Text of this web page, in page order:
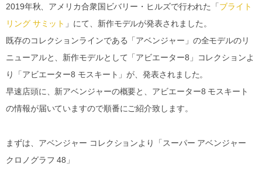
2019年秋、アメリカ合衆国ビバリー・ヒルズで行われた「ブライト
リング サミット 」にて、新作モデルが発表されました。
既存のコレクションラインである「アベンジャー」の全モデルのリ
ニューアルと、新作モデルとして「アビエーター8」コレクションよ
り「アビエーター8 モスキート」が、発表されました。
早速店頭に、新アベンジャーの概要と、アビエーター8 モスキート
の情報が届いていますので順番にご紹介致します。
まずは、アベンジャー コレクションより「スーパー アベンジャー
クロノグラフ 48」